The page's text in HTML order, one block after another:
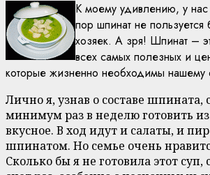
К моему удивлению, у
пор шпинат не
хозяек. А зря! Шпинат –
всех самых полезных и
которые жизненно необходимы нашему
Лично я, узнав о составе шпината,
минимум раз в неделю готовить
вкусное. В ход идут и салаты, и
шпинатом. Но семье очень
Сколько бы я не готовила этот суп,